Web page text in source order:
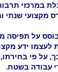
במרכזי
מקצועי שנתי
על תפיסה
לעצמו ידע
על פי
עבודה בשטח.